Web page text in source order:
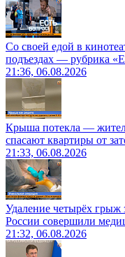
Со своей едой в
подъездах — рубрика
21:36, 06.08.2026
Крыша потекла —
спасают квартиры от
21:33, 06.08.2026
Удаление четырёх
России совершили
21:32, 06.08.2026